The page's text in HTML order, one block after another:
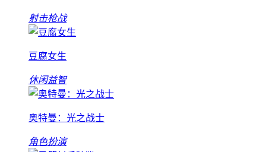
射击枪战
豆腐女生
休闲益智
奥特曼：光之战士
角色扮演